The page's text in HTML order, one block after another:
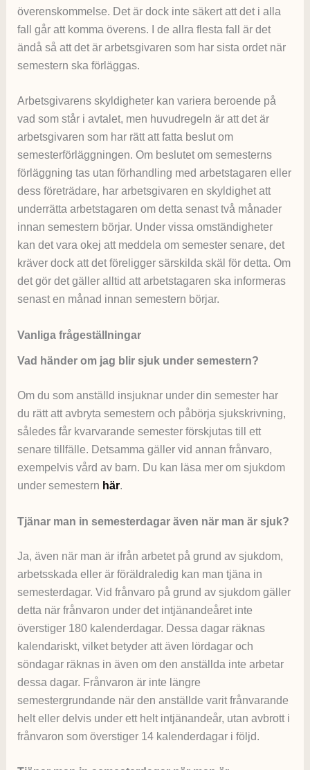
överenskommelse. Det är dock inte säkert att det i alla
fall går att komma överens. I de allra flesta fall är det
ändå så att det är arbetsgivaren som har sista ordet när
semestern ska förläggas.
Arbetsgivarens skyldigheter kan variera beroende på
vad som står i avtalet, men huvudregeln är att det är
arbetsgivaren som har rätt att fatta beslut om
semesterförläggningen. Om beslutet om semesterns
förläggning tas utan förhandling med arbetstagaren eller
dess företrädare, har arbetsgivaren en skyldighet att
underrätta arbetstagaren om detta senast två månader
innan semestern börjar. Under vissa omständigheter
kan det vara okej att meddela om semester senare, det
kräver dock att det föreligger särskilda skäl för detta. Om
det gör det gäller alltid att arbetstagaren ska informeras
senast en månad innan semestern börjar.
Vanliga frågeställningar
Vad händer om jag blir sjuk under semestern?
Om du som anställd insjuknar under din semester har
du rätt att avbryta semestern och påbörja sjukskrivning,
således får kvarvarande semester förskjutas till ett
senare tillfälle. Detsamma gäller vid annan frånvaro,
exempelvis vård av barn. Du kan läsa mer om sjukdom
under semestern här.
Tjänar man in semesterdagar även när man är sjuk?
Ja, även när man är ifrån arbetet på grund av sjukdom,
arbetsskada eller är föräldraledig kan man tjäna in
semesterdagar. Vid frånvaro på grund av sjukdom gäller
detta när frånvaron under det intjänandeåret inte
överstiger 180 kalenderdagar. Dessa dagar räknas
kalendariskt, vilket betyder att även lördagar och
söndagar räknas in även om den anställda inte arbetar
dessa dagar. Frånvaron är inte längre
semestergrundande när den anställde varit frånvarande
helt eller delvis under ett helt intjänandeår, utan avbrott i
frånvaron som överstiger 14 kalenderdagar i följd.